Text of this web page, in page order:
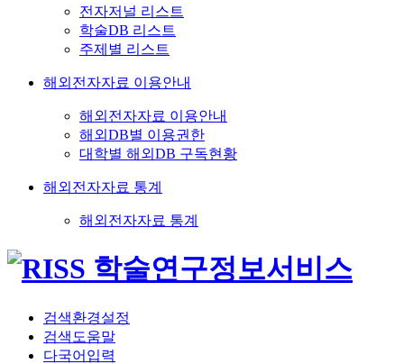
전자저널 리스트
학술DB 리스트
주제별 리스트
해외전자자료 이용안내
해외전자자료 이용안내
해외DB별 이용권한
대학별 해외DB 구독현황
해외전자자료 통계
해외전자자료 통계
검색환경설정
검색도움말
다국어입력